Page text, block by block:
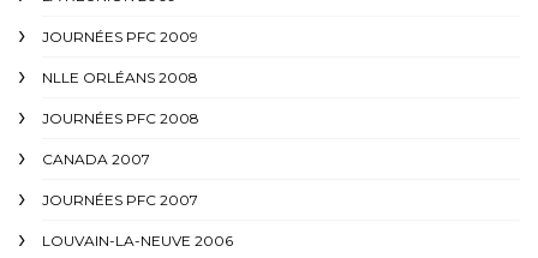
JOURNÉES PFC 2009
NLLE ORLÉANS 2008
JOURNÉES PFC 2008
CANADA 2007
JOURNÉES PFC 2007
LOUVAIN-LA-NEUVE 2006